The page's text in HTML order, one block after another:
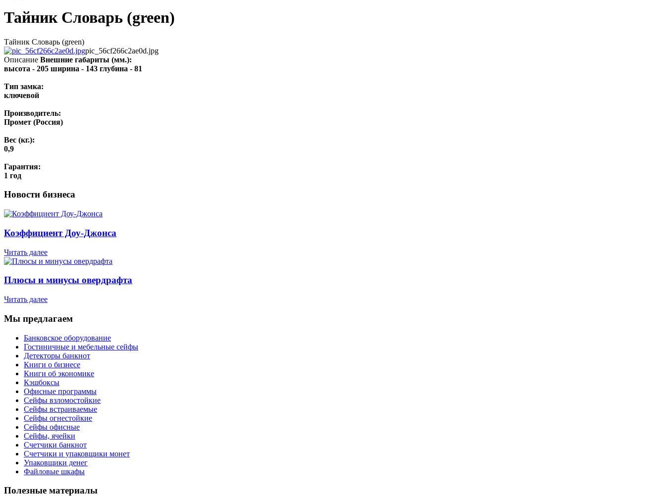
Тайник Словарь (green)
Тайник Словарь (green)
pic_56cf266c2ae0d.jpg
Описание Внешние габариты (мм.):
высота - 205 ширина - 143 глубина - 81
Тип замка:
ключевой
Производитель:
Промет (Россия)
Вес (кг.):
0,9
Гарантия:
1 год
Новости бизнеса
Коэффициент Доу-Джонса
Читать далее
Плюсы и минусы овердрафта
Читать далее
Мы предлагаем
Банковское оборудование
Гостиничные и мебельные сейфы
Детекторы банкнот
Книги о бизнесе
Книги об экономике
Кэшбоксы
Офисные программы
Сейфы взломостойкие
Сейфы встраиваемые
Сейфы огнестойкие
Сейфы офисные
Сейфы, ячейки
Счетчики банкнот
Счетчики и упаковщики монет
Упаковщики денег
Файловые шкафы
Полезные материалы